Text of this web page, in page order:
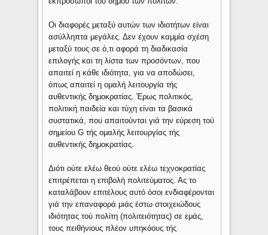
Οι διαφορές μεταξύ αυτών των ιδιοτήτων είναι
ασύλληπτα μεγάλες. Δεν έχουν καμμία σχέση
μεταξύ τους σε ό,τι αφορά τη διαδικασία
επιλογής και τη λίστα των προσόντων, που
απαιτεί η κάθε ιδιότητα, για να αποδώσει,
όπως απαιτεί η ομαλή λειτουργία τής
αυθεντικής δημοκρατίας. Έρως πολιτικός,
πολιτική παιδεία και τύχη είναι τα βασικά
συστατικά, που απαιτούνται γιά την εύρεση τού
σημείου G τής ομαλής λειτουργίας τής
αυθεντικής δημοκρατίας.
Διότι ούτε ελέω θεού ούτε ελέω τεχνοκρατίας
επιτρέπεται η επιβολή πολιτεύματος. Ας το
καταλάβουν επιτέλους αυτό όσοι ενδιαφέρονται
γιά την επαναφορά μιάς έστω στοιχειώδους
ιδιότητας τού πολίτη (πολιτειότητας) σε εμάς,
τους πειθήνιους πλέον υπηκόους τής